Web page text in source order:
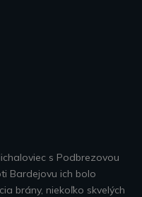
s Podbrezovou
Bardejovu ich bolo
brány, niekoľko skvelých